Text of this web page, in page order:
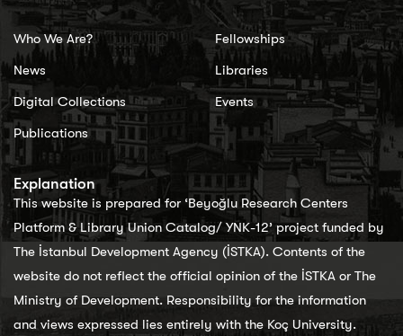
Who We Are?
News
Digital Collections
Publications
Fellowships
Libraries
Events
Explanation
This website is prepared for ‘Beyoğlu Research Centers
Platform & Library Union Catalog/ YNK-12’ project funded by
The İstanbul Development Agency (İSTKA). Contents of the
website do not reflect the official opinion of the İSTKA or The
Ministry of Development. Responsibility for the information
and views expressed lies entirely with the Koç University.